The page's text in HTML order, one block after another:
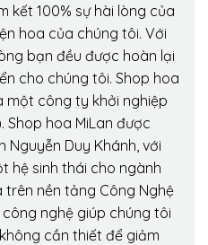
kết 100% sự hài lòng của
hoa của chúng tôi. Với
bạn đều được hoàn lại
cho chúng tôi. Shop hoa
một công ty khởi nghiệp
Shop hoa MiLan được
Duy Khánh, với
hệ sinh thái cho ngành
nền tảng Công Nghệ
nghệ giúp chúng tôi
cần thiết để giảm